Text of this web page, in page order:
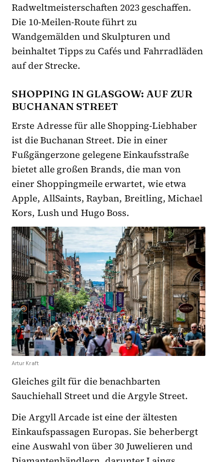
Radweltmeisterschaften 2023 geschaffen.
Die 10-Meilen-Route führt zu
Wandgemälden und Skulpturen und
beinhaltet Tipps zu Cafés und Fahrradläden
auf der Strecke.
SHOPPING IN GLASGOW: AUF ZUR
BUCHANAN STREET
Erste Adresse für alle Shopping-Liebhaber
ist die Buchanan Street. Die in einer
Fußgängerzone gelegene Einkaufsstraße
bietet alle großen Brands, die man von
einer Shoppingmeile erwartet, wie etwa
Apple, AllSaints, Rayban, Breitling, Michael
Kors, Lush und Hugo Boss.
Artur Kraft
Gleiches gilt für die benachbarten
Sauchiehall Street und die Argyle Street.
Die Argyll Arcade ist eine der ältesten
Einkaufspassagen Europas. Sie beherbergt
eine Auswahl von über 30 Juwelieren und